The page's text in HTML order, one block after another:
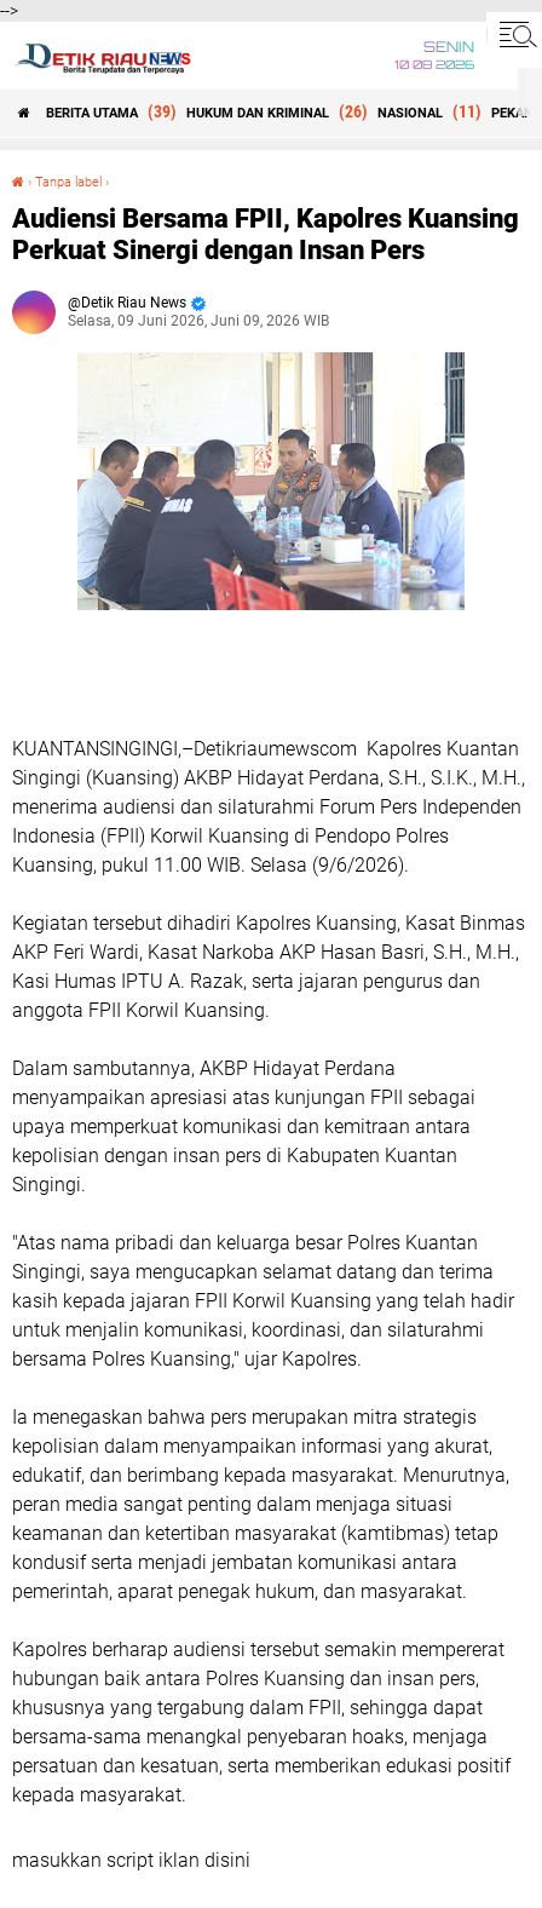
-->
SENIN
10 08 2026
BERITA UTAMA (39) HUKUM DAN KRIMINAL (26) NASIONAL (11)
› Tanpa label ›
Audiensi Bersama FPII, Kapolres Kuansing
Perkuat Sinergi dengan Insan Pers
Detik Riau News
Selasa, 09 Juni 2026, Juni 09, 2026 WIB
KUANTANSINGINGI,–Detikriaumewscom Kapolres Kuantan
Singingi (Kuansing) AKBP Hidayat Perdana, S.H., S.I.K., M.H.,
menerima audiensi dan silaturahmi Forum Pers Independen
Indonesia (FPII) Korwil Kuansing di Pendopo Polres
Kuansing, pukul 11.00 WIB. Selasa (9/6/2026).
Kegiatan tersebut dihadiri Kapolres Kuansing, Kasat Binmas
AKP Feri Wardi, Kasat Narkoba AKP Hasan Basri, S.H., M.H.,
Kasi Humas IPTU A. Razak, serta jajaran pengurus dan
anggota FPII Korwil Kuansing.
Dalam sambutannya, AKBP Hidayat Perdana
menyampaikan apresiasi atas kunjungan FPII sebagai
upaya memperkuat komunikasi dan kemitraan antara
kepolisian dengan insan pers di Kabupaten Kuantan
Singingi.
"Atas nama pribadi dan keluarga besar Polres Kuantan
Singingi, saya mengucapkan selamat datang dan terima
kasih kepada jajaran FPII Korwil Kuansing yang telah hadir
untuk menjalin komunikasi, koordinasi, dan silaturahmi
bersama Polres Kuansing," ujar Kapolres.
Ia menegaskan bahwa pers merupakan mitra strategis
kepolisian dalam menyampaikan informasi yang akurat,
edukatif, dan berimbang kepada masyarakat. Menurutnya,
peran media sangat penting dalam menjaga situasi
keamanan dan ketertiban masyarakat (kamtibmas) tetap
kondusif serta menjadi jembatan komunikasi antara
pemerintah, aparat penegak hukum, dan masyarakat.
Kapolres berharap audiensi tersebut semakin mempererat
hubungan baik antara Polres Kuansing dan insan pers,
khususnya yang tergabung dalam FPII, sehingga dapat
bersama-sama menangkal penyebaran hoaks, menjaga
persatuan dan kesatuan, serta memberikan edukasi positif
kepada masyarakat.
masukkan script iklan disini